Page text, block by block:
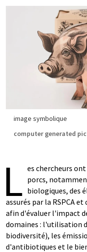
image symbolique
computer generated
L es chercheurs
porcs,
biologiques, des
assurés par la RSPCA
afin d'évaluer l'impact
domaines : l'utilisation
biodiversité), les
d'antibiotiques et le